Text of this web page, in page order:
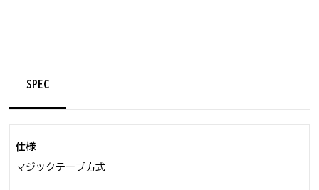
SPEC
仕様
マジックテープ方式